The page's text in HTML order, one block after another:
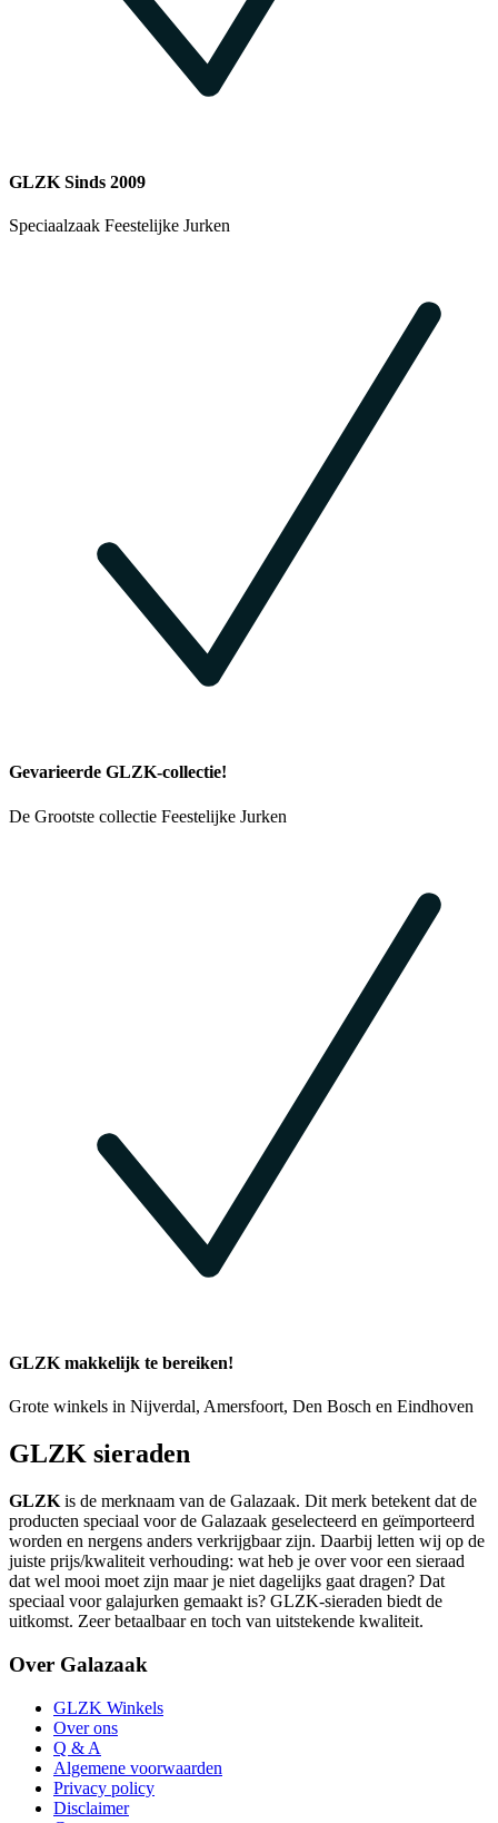
GLZK Sinds 2009
Speciaalzaak Feestelijke Jurken
Gevarieerde GLZK-collectie!
De Grootste collectie Feestelijke Jurken
GLZK makkelijk te bereiken!
Grote winkels in Nijverdal, Amersfoort, Den Bosch en Eindhoven
GLZK sieraden
GLZK is de merknaam van de Galazaak. Dit merk betekent dat de
producten speciaal voor de Galazaak geselecteerd en geïmporteerd
worden en nergens anders verkrijgbaar zijn. Daarbij letten wij op de
juiste prijs/kwaliteit verhouding: wat heb je over voor een sieraad
dat wel mooi moet zijn maar je niet dagelijks gaat dragen? Dat
speciaal voor galajurken gemaakt is? GLZK-sieraden biedt de
uitkomst. Zeer betaalbaar en toch van uitstekende kwaliteit.
Over Galazaak
GLZK Winkels
Over ons
Q & A
Algemene voorwaarden
Privacy policy
Disclaimer